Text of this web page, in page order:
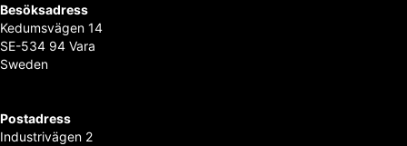
Besöksadress
Kedumsvägen 14
SE-534 94 Vara
Sweden
Postadress
Industrivägen 2